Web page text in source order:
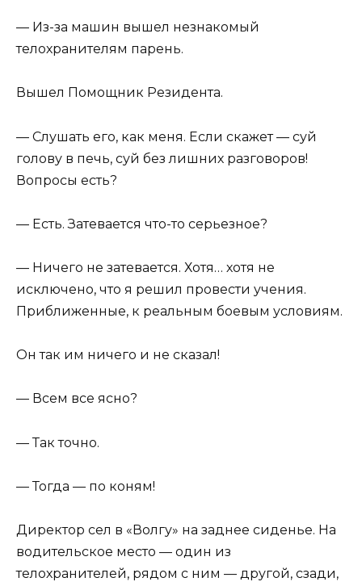
— Из-за машин вышел незнакомый
телохранителям парень.
Вышел Помощник Резидента.
— Слушать его, как меня. Если скажет — суй
голову в печь, суй без лишних разговоров!
Вопросы есть?
— Есть. Затевается что-то серьезное?
— Ничего не затевается. Хотя… хотя не
исключено, что я решил провести учения.
Приближенные, к реальным боевым условиям.
Он так им ничего и не сказал!
— Всем все ясно?
— Так точно.
— Тогда — по коням!
Директор сел в «Волгу» на заднее сиденье. На
водительское место — один из
телохранителей, рядом с ним — другой, сзади,